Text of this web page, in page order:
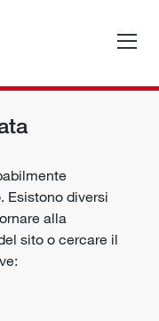
Esistono diversi
alla
sito o cercare il